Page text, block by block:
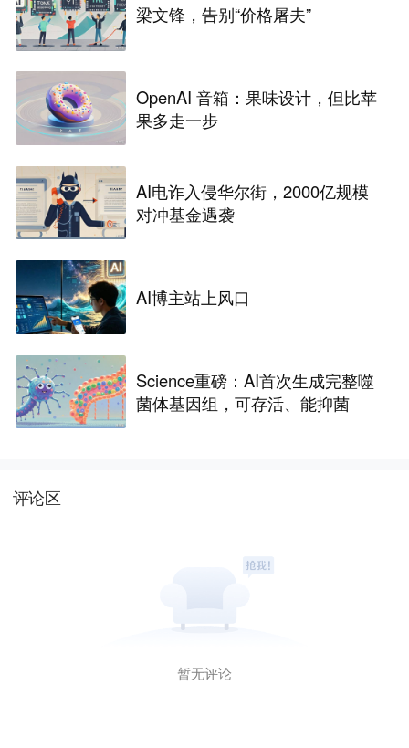
梁文锋，告别“价格屠夫”
OpenAI 音箱：果味设计，但比苹
果多走一步
AI电诈入侵华尔街，2000亿规模
对冲基金遇袭
AI博主站上风口
Science重磅：AI首次生成完整噬
菌体基因组，可存活、能抑菌
评论区
暂无评论